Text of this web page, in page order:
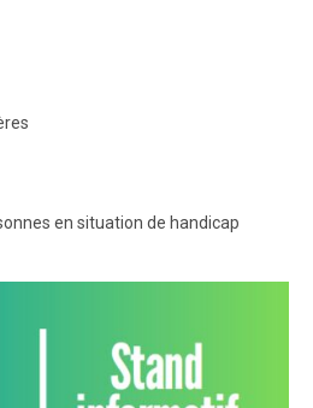
en situation de handicap